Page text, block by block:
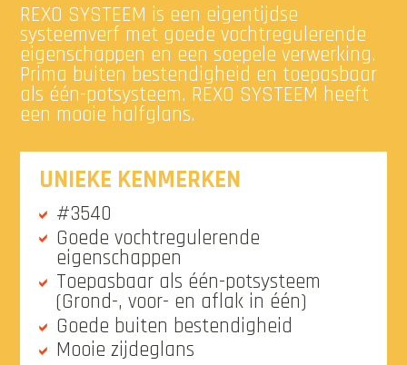
REXO SYSTEEM is een eigentijdse
systeemverf met goede vochtregulerende
eigenschappen en een soepele verwerking.
Prima buiten bestendigheid en toepasbaar
als één-potsysteem. REXO SYSTEEM heeft
een mooie halfglans.
UNIEKE KENMERKEN
#3540
Goede vochtregulerende
eigenschappen
Toepasbaar als één-potsysteem
(Grond-, voor- en aflak in één)
Goede buiten bestendigheid
Mooie zijdeglans